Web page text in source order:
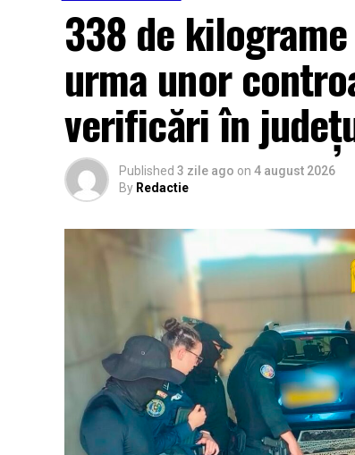
338 de
urma unor
verificări în
Published 3 zile ago on 4 august 2026
By Redactie